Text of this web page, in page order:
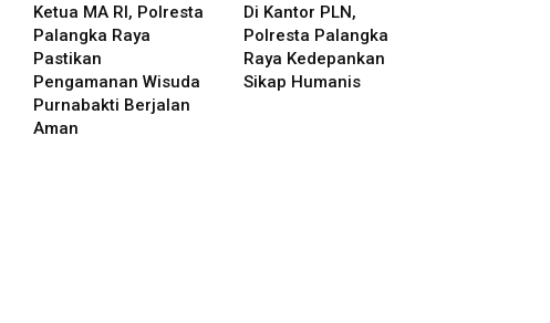
Ketua MA RI, Polresta
Palangka Raya
Pastikan
Pengamanan Wisuda
Purnabakti Berjalan
Aman
Di Kantor PLN,
Polresta Palangka
Raya Kedepankan
Sikap Humanis